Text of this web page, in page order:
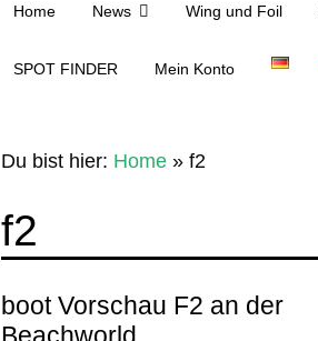
Home News Wing und Foil
SPOT FINDER Mein Konto
Du bist hier: Home» f2
f2
boot Vorschau F2 an der